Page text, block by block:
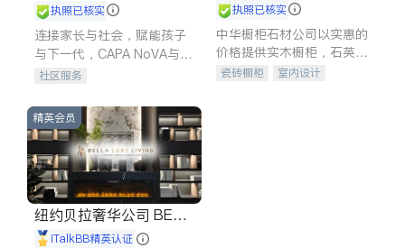
执照已核实
连接家长与社会，赋能孩子
与下一代，CAPA NoVA与您
携手建设包容、公平、充满
社区服务
执照已核实
中华橱柜石材公司以实惠的
价格提供实木橱柜，石英石
台面，多种优质不锈钢水
瓷砖橱柜
室内设计
精英会员
纽约贝拉奢华公司 BELL
A LUXE
iTalkBB精英认证